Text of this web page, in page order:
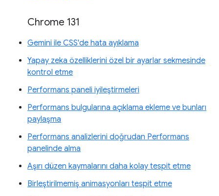
Chrome 131
Gemini ile CSS'de hata ayıklama
Yapay zeka özelliklerini özel bir ayarlar sekmesinde
kontrol etme
Performans paneli iyileştirmeleri
Performans bulgularına açıklama ekleme ve bunları
paylaşma
Performans analizlerini doğrudan Performans
panelinde alma
Aşırı düzen kaymalarını daha kolay tespit etme
Birleştirilmemiş animasyonları tespit etme